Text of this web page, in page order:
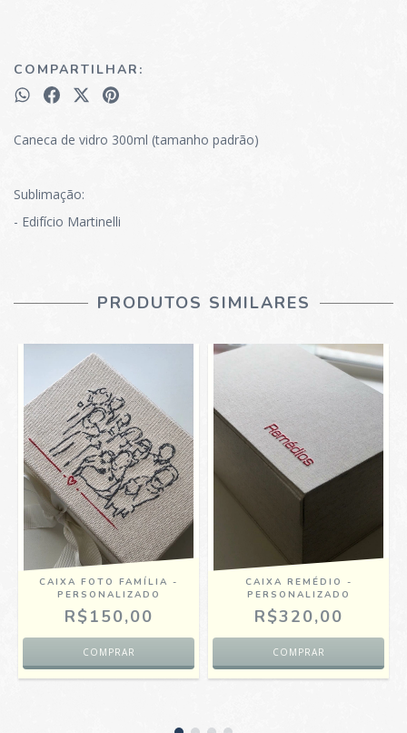
COMPARTILHAR:
Caneca de vidro 300ml (tamanho padrão)
Sublimação:
- Edifício Martinelli
PRODUTOS SIMILARES
CAIXA FOTO FAMÍLIA -
PERSONALIZADO
R$150,00
CAIXA REMÉDIO -
PERSONALIZADO
R$320,00